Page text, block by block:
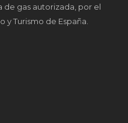
de gas autorizada, por el
y Turismo de España.